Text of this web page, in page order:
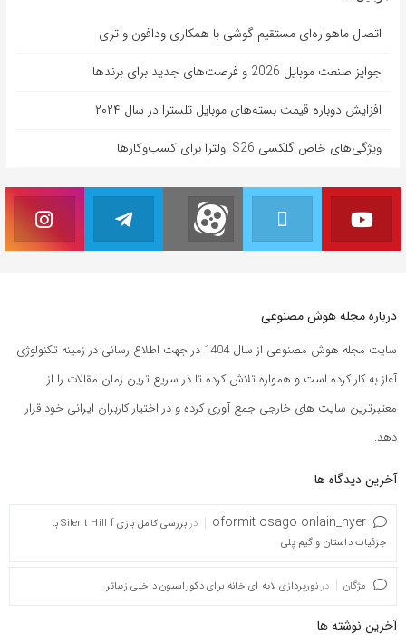
اتصال ماهواره‌ای مستقیم گوشی‌ با همکاری ودافون و تری
جوایز صنعت موبایل 2026 و فرصت‌های جدید برای برندها
افزایش دوباره قیمت بسته‌های موبایل تلسترا در سال ۲۰۲۴
ویژگی‌های خاص گلکسی S26 اولترا برای کسب‌وکارها
درباره مجله هوش مصنوعی
سایت مجله هوش مصنوعی از سال 1404 در جهت اطلاع رسانی در زمینه تکنولوژی
آغاز به کار کرده است و همواره تلاش کرده تا در سریع ترین زمان مقالات را از
معتبرترین سایت های خارجی جمع آوری کرده و در اختیار کاربران ایرانی خود قرار
دهد.
آخرین دیدگاه ها
oformit osago onlain_nyer در
بررسی کامل بازی Silent Hill f با
جزئیات داستان و گیم پلی
مژگان در نورپردازی لایه ای خانه برای دکوراسیون داخلی زیباتر
آخرین نوشته ها